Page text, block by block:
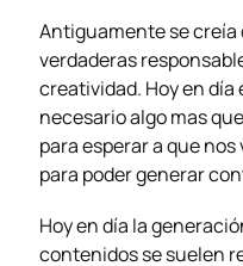
Antiguamente se creía
verdaderas
creatividad. Hoy en
necesario algo mas
para esperar a que
para poder generar
Hoy en día la
contenidos se suelen